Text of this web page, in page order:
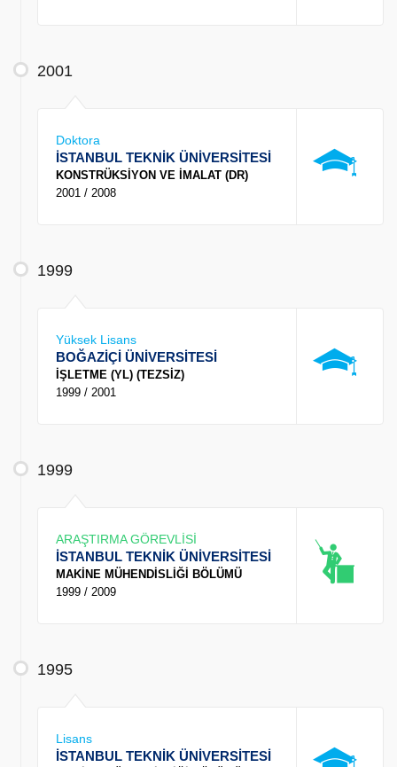
2001
Doktora
İSTANBUL TEKNİK ÜNİVERSİTESİ
KONSTRÜKSİYON VE İMALAT (DR)
2001 / 2008
1999
Yüksek Lisans
BOĞAZİÇİ ÜNİVERSİTESİ
İŞLETME (YL) (TEZSİZ)
1999 / 2001
1999
ARAŞTIRMA GÖREVLİSİ
İSTANBUL TEKNİK ÜNİVERSİTESİ
MAKİNE MÜHENDİSLİĞİ BÖLÜMÜ
1999 / 2009
1995
Lisans
İSTANBUL TEKNİK ÜNİVERSİTESİ